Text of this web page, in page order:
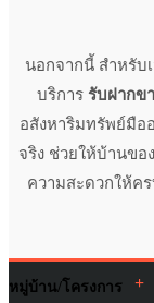
นอกจากนี้ สำหรับ
บริการ รับฝากข
อสังหาริมทรัพย์มือ
จริง ช่วยให้บ้านข
ความสะดวกให้ค
หมู่บ้าน/โครงการ +